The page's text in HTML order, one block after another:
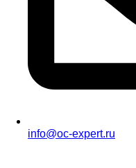
info@oc-expert.ru